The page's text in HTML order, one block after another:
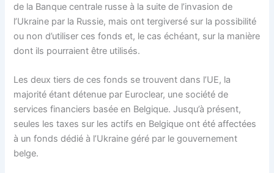
de la Banque centrale russe à la suite de l’invasion de
l’Ukraine par la Russie, mais ont tergiversé sur la possibilité
ou non d’utiliser ces fonds et, le cas échéant, sur la manière
dont ils pourraient être utilisés.
Les deux tiers de ces fonds se trouvent dans l’UE, la
majorité étant détenue par Euroclear, une société de
services financiers basée en Belgique. Jusqu’à présent,
seules les taxes sur les actifs en Belgique ont été affectées
à un fonds dédié à l’Ukraine géré par le gouvernement
belge.